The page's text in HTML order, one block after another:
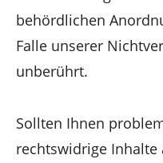
behördlichen
Falle unserer
unberührt.
Sollten Ihnen
rechtswidrige